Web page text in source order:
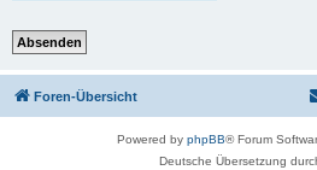
Foren-Übersicht
Powered by phpBB® Forum
Deutsche Übersetzung